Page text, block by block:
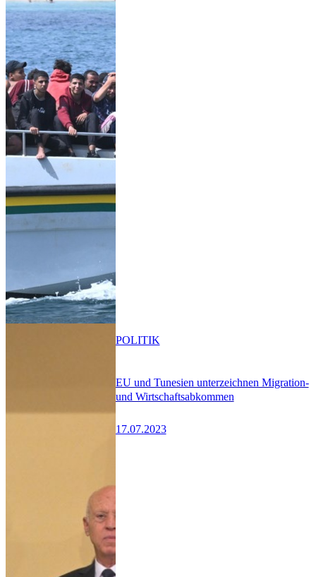
EU und Tunesien unterzeichnen Migration-
und Wirtschaftsabkommen
17.07.2023
POLITIK